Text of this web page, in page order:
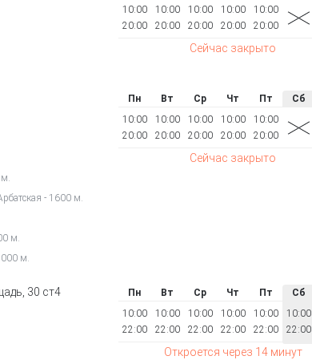
10:00
20:00
10:00
20:00
10:00
20:00
10:00
20:00
10:00
20:00
Сейчас закрыто
м.
- 1600 м.
м.
м.
Пн Вт Ср Чт Пт Сб
10:00
20:00
10:00
20:00
10:00
20:00
10:00
20:00
10:00
20:00
Сейчас закрыто
30 ст4 Пн Вт Ср Чт Пт Сб
10:00
22:00
10:00
22:00
10:00
22:00
10:00
22:00
10:00
22:00
10:00
22:00
Откроется через 14 минут